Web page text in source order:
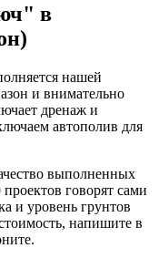
в
нашей
и внимательно
дренаж и
автополив для
выполненных
говорят сами
и уровень грунтов
напишите в